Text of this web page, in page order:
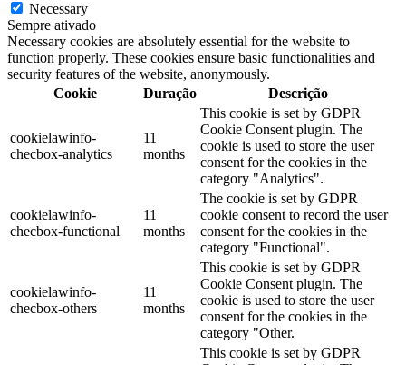
Necessary
Sempre ativado
Necessary cookies are absolutely essential for the website to
function properly. These cookies ensure basic functionalities and
security features of the website, anonymously.
Cookie
Duração Descrição
cookielawinfo-
checbox-analytics
11
months
This cookie is set by GDPR
Cookie Consent plugin. The
cookie is used to store the user
consent for the cookies in the
category "Analytics".
cookielawinfo-
checbox-functional
11
months
The cookie is set by GDPR
cookie consent to record the user
consent for the cookies in the
category "Functional".
cookielawinfo-
checbox-others
11
months
This cookie is set by GDPR
Cookie Consent plugin. The
cookie is used to store the user
consent for the cookies in the
category "Other.
This cookie is set by GDPR